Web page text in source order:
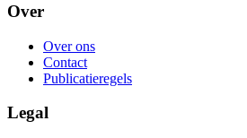
Over
Over ons
Contact
Publicatieregels
Legal